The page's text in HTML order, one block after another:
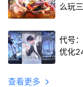
么玩
代号
优化
查看更多